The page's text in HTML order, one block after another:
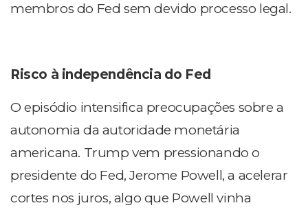
membros do Fed sem devido processo legal.
Risco à independência do Fed
O episódio intensifica preocupações sobre a
autonomia da autoridade monetária
americana. Trump vem pressionando o
presidente do Fed, Jerome Powell, a acelerar
cortes nos juros, algo que Powell vinha